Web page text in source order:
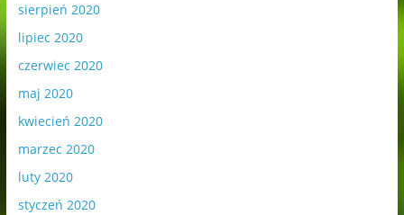
sierpień 2020
lipiec 2020
czerwiec 2020
maj 2020
kwiecień 2020
marzec 2020
luty 2020
styczeń 2020